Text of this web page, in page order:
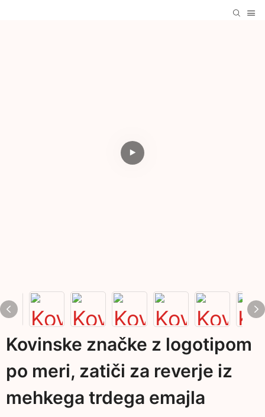
Kovinske značke z logotipom
po meri, zatiči za reverje iz
mehkega trdega emajla